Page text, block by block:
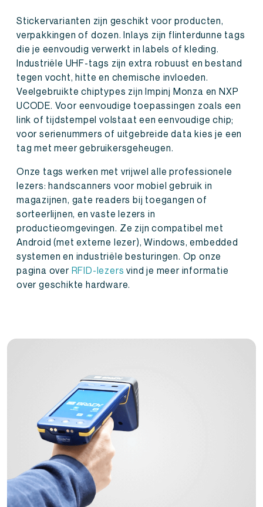
Stickervarianten zijn geschikt voor producten,
verpakkingen of dozen. Inlays zijn flinterdunne tags
die je eenvoudig verwerkt in labels of kleding.
Industriële UHF-tags zijn extra robuust en bestand
tegen vocht, hitte en chemische invloeden.
Veelgebruikte chiptypes zijn Impinj Monza en NXP
UCODE. Voor eenvoudige toepassingen zoals een
link of tijdstempel volstaat een eenvoudige chip;
voor serienummers of uitgebreide data kies je een
tag met meer gebruikersgeheugen.
Onze tags werken met vrijwel alle professionele
lezers: handscanners voor mobiel gebruik in
magazijnen, gate readers bij toegangen of
sorteerlijnen, en vaste lezers in
productieomgevingen. Ze zijn compatibel met
Android (met externe lezer), Windows, embedded
systemen en industriële besturingen. Op onze
pagina over RFID-lezers vind je meer informatie
over geschikte hardware.